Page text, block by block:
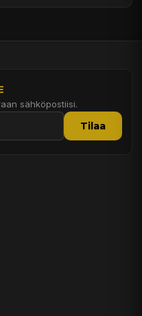
sähköpostiisi.
Tilaa